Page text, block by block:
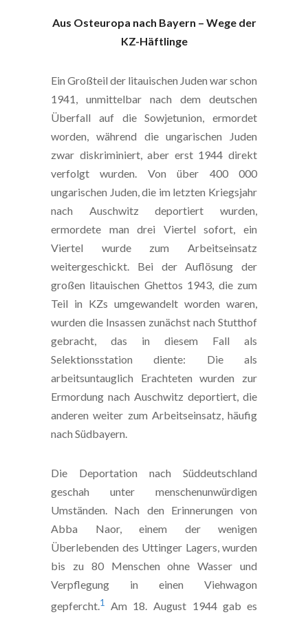
Aus Osteuropa nach Bayern – Wege der
KZ-Häftlinge
Ein Großteil der litauischen Juden war schon
1941, unmittelbar nach dem deutschen
Überfall auf die Sowjetunion, ermordet
worden, während die ungarischen Juden
zwar diskriminiert, aber erst 1944 direkt
verfolgt wurden. Von über 400 000
ungarischen Juden, die im letzten Kriegsjahr
nach Auschwitz deportiert wurden,
ermordete man drei Viertel sofort, ein
Viertel wurde zum Arbeitseinsatz
weitergeschickt. Bei der Auflösung der
großen litauischen Ghettos 1943, die zum
Teil in KZs umgewandelt worden waren,
wurden die Insassen zunächst nach Stutthof
gebracht, das in diesem Fall als
Selektionsstation diente: Die als
arbeitsuntauglich Erachteten wurden zur
Ermordung nach Auschwitz deportiert, die
anderen weiter zum Arbeitseinsatz, häufig
nach Südbayern.
Die Deportation nach Süddeutschland
geschah unter menschenunwürdigen
Umständen. Nach den Erinnerungen von
Abba Naor, einem der wenigen
Überlebenden des Uttinger Lagers, wurden
bis zu 80 Menschen ohne Wasser und
Verpflegung in einen Viehwagon
gepfercht.1 Am 18. August 1944 gab es